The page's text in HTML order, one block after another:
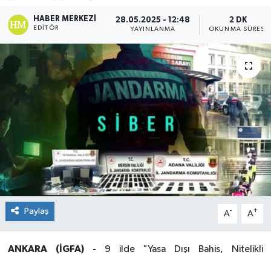
HABER MERKEZI
EDITÖR
28.05.2025 - 12:48
YAYINLANMA
2 DK
OKUNMA SÜRESI
Paylaş A- A+
ANKARA (İGFA) - 9 ilde "Yasa Dışı Bahis, Nitelikli